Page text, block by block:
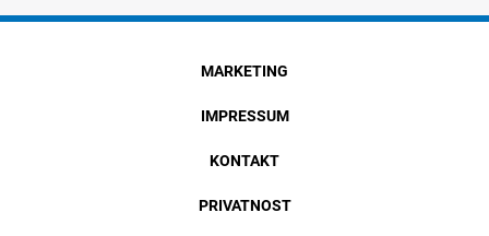
MARKETING
IMPRESSUM
KONTAKT
PRIVATNOST